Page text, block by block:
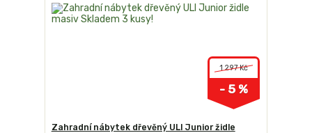
1 297 Kč
- 5 %
Zahradní nábytek dřevěný ULI Junior židle